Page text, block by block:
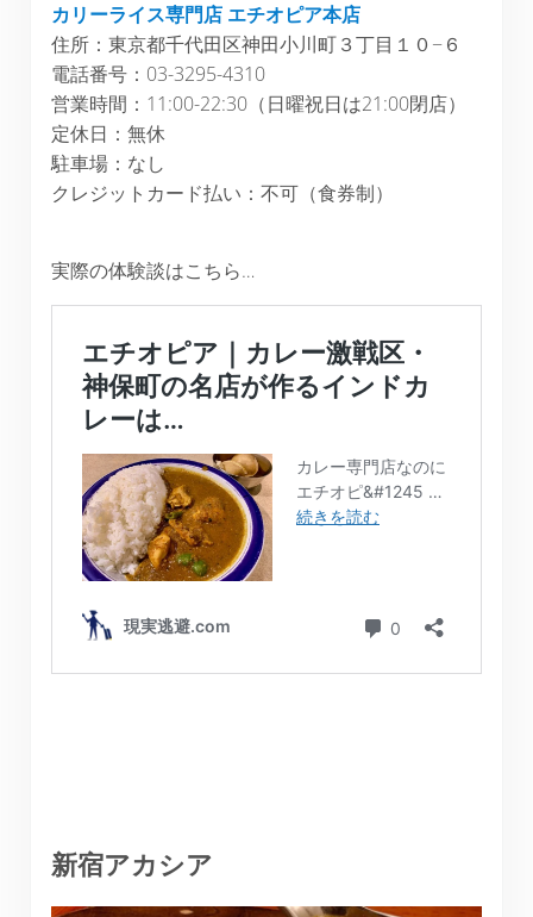
カリーライス専門店 エチオピア本店
住所：東京都千代田区神田小川町３丁目１０−６
電話番号：03-3295-4310
営業時間：11:00-22:30（日曜祝日は21:00閉店）
定休日：無休
駐車場：なし
クレジットカード払い：不可（食券制）
実際の体験談はこちら…
新宿アカシア